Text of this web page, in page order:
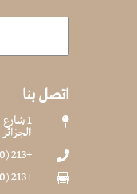
اتصل بنا

1
الجزائر

+213 (0) 23 18 00 95

+213 (0) 23 18 00 97